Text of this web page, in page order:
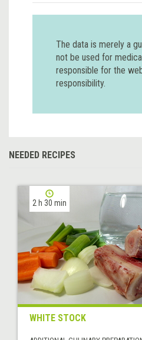
The data is merely a
not be used for
responsible for the
responsibility.
NEEDED RECIPES
2 h 30 min
WHITE STOCK